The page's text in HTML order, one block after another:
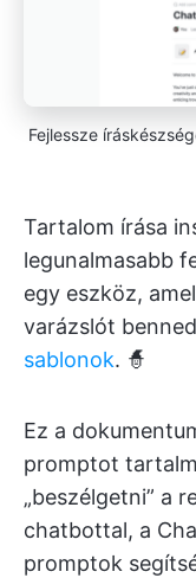
Fejlessze
Tartalom írása
legunalmasabb
egy eszköz,
varázslót
sablonok. 🧙
Ez a
promptot
„beszélgetni” a
chatbottal, a
promptok